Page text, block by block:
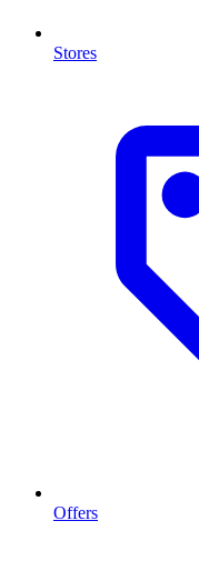
Stores
Offers